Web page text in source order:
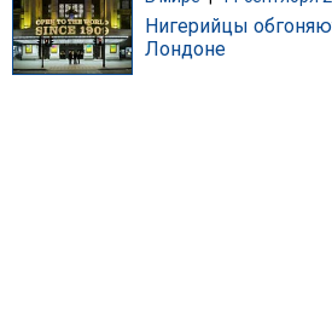
Нигерийцы
Лондоне